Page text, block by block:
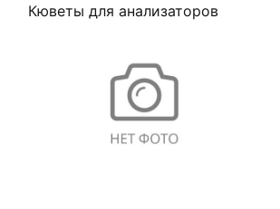
Кюветы для анализаторов